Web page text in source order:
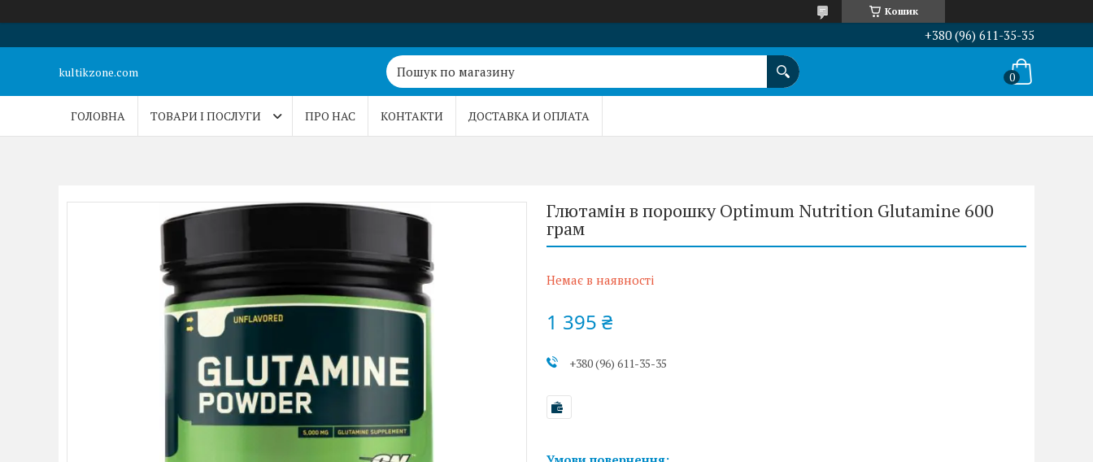
Кошик
+380 (96) 611-35-35
kultikzone.com
ГОЛОВНА ТОВАРИ І ПОСЛУГИ ПРО НАС КОНТАКТИ ДОСТАВКА И ОПЛАТА
Глютамін в порошку Optimum Nutrition Glutamine 600
грам
Немає в наявності
1 395 ₴
+380 (96) 611-35-35